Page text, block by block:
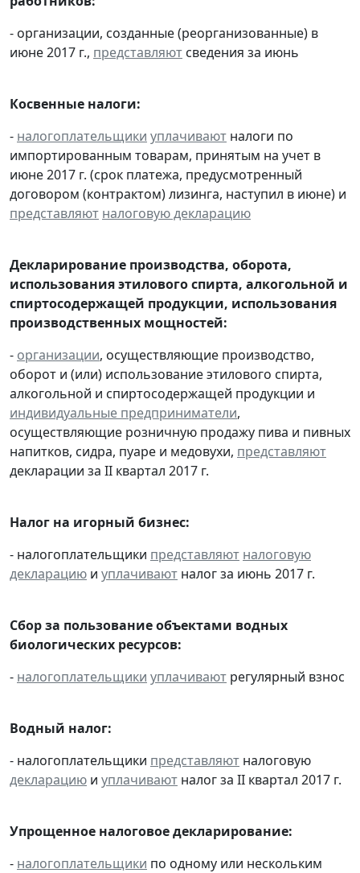
- организации, созданные (реорганизованные) в
июне 2017 г., представляют сведения за июнь
Косвенные налоги:
- налогоплательщики уплачивают налоги по
импортированным товарам, принятым на учет в
июне 2017 г. (срок платежа, предусмотренный
договором (контрактом) лизинга, наступил в июне) и
представляют налоговую декларацию
Декларирование производства, оборота,
использования этилового спирта, алкогольной и
спиртосодержащей продукции, использования
производственных мощностей:
- организации, осуществляющие производство,
оборот и (или) использование этилового спирта,
алкогольной и спиртосодержащей продукции и
индивидуальные предприниматели,
осуществляющие розничную продажу пива и пивных
напитков, сидра, пуаре и медовухи, представляют
декларации за II квартал 2017 г.
Налог на игорный бизнес:
- налогоплательщики представляют налоговую
декларацию и уплачивают налог за июнь 2017 г.
Сбор за пользование объектами водных
биологических ресурсов:
- налогоплательщики уплачивают регулярный взнос
Водный налог:
- налогоплательщики представляют налоговую
декларацию и уплачивают налог за II квартал 2017 г.
Упрощенное налоговое декларирование:
- налогоплательщики по одному или нескольким